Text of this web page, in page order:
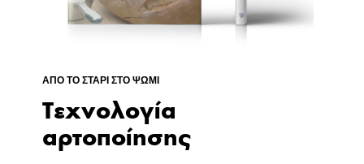
ΑΠΟ ΤΟ ΣΤΑΡΙ ΣΤΟ ΨΩΜΙ
Τεχνολογία
αρτοποίησης